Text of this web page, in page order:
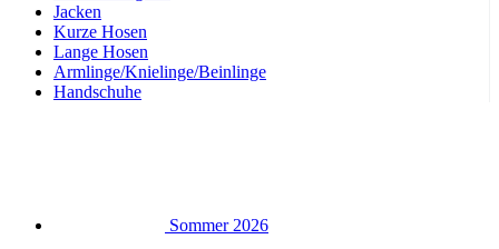
Jacken
Kurze Hosen
Lange Hosen
Armlinge/Knielinge/Beinlinge
Handschuhe